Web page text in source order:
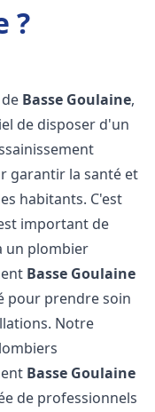
?
Basse Goulaine,
de disposer d'un
garantir la santé et
habitants. C'est
important de
un plombier
Basse Goulaine
pour prendre soin
Notre
Basse Goulaine
de professionnels